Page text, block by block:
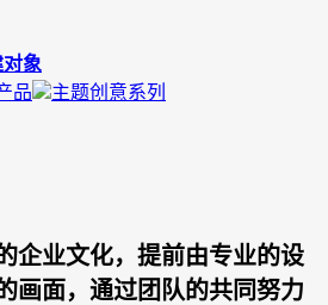
对象
品 主题创意系列
企业文化，提前由专业的设
画面，通过团队的共同努力